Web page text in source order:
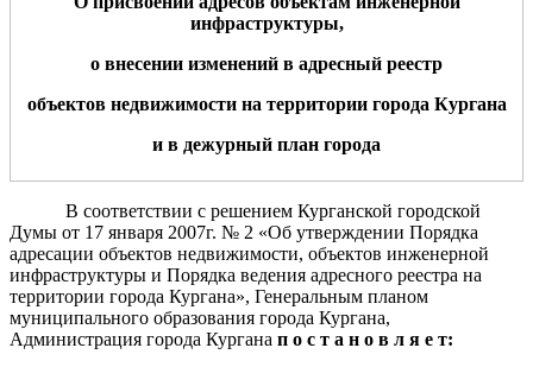
инфраструктуры,
о внесении изменений в адресный реестр
объектов недвижимости на территории города Кургана
и в дежурный план города
В соответствии с решением Курганской городской
Думы от 17 января 2007г. № 2 «Об утверждении Порядка
адресации объектов недвижимости, объектов инженерной
инфраструктуры и Порядка ведения адресного реестра на
территории города Кургана», Генеральным планом
муниципального образования города Кургана,
Администрация города Кургана п о с т а н о в л я е т: